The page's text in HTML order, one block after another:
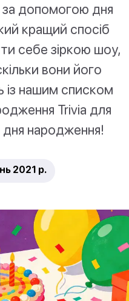
допомогою дня
кращий спосіб
себе зіркою шоу,
вони його
із нашим списком
Trivia для
народження!
2021 р.